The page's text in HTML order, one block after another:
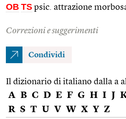
OB TS psic. attrazione
Correzioni e suggerimenti
Condividi
Il dizionario di italiano dalla a
A B C D E F G H I J
R S T U V W X Y Z